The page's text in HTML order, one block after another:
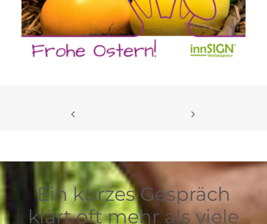
Ein kurzes Gespräch
klärt oft mehr als viele